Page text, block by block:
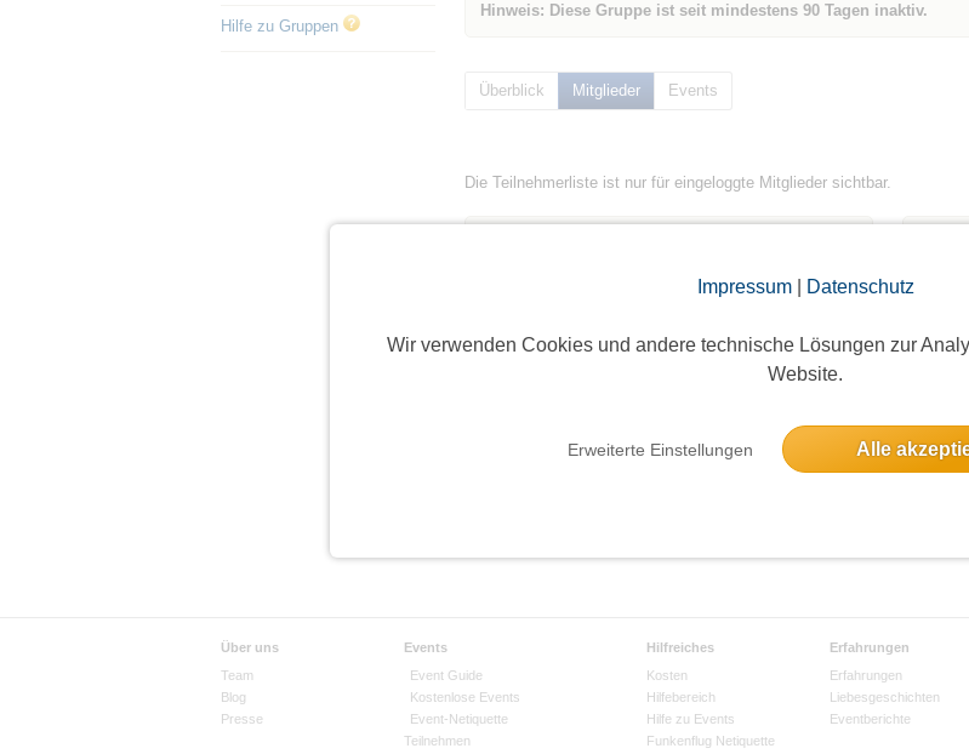
Impressum| Datenschutz
Wir verwenden Cookies und andere technische Lösungen zur
Website.
Erweiterte Einstellungen Alle
Hilfe zu Gruppen
Hinweis: Diese Gruppe ist seit mindestens 90 Tagen inaktiv.
Überblick Mitglieder Events
Die Teilnehmerliste ist nur für eingeloggte Mitglieder sichtbar.
Über uns
Team
Blog
Presse
Events
Event Guide
Kostenlose Events
Event-Netiquette
Teilnehmen
Hilfreiches
Kosten
Hilfebereich
Hilfe zu Events
Funkenflug Netiquette
Erfahrungen
Erfahrungen
Liebesgeschichten
Eventberichte